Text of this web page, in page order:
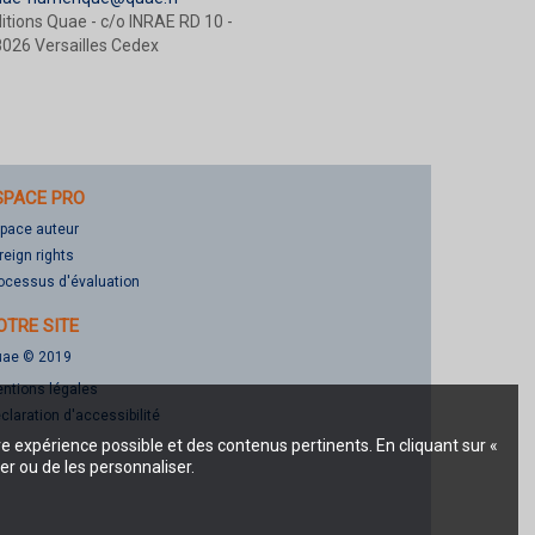
expérience possible et des contenus pertinents. En cliquant sur «
ou de les personnaliser.
Quae - c/o INRAE RD 10 -
Versailles Cedex
PRO
auteur
rights
d'évaluation
SITE
© 2019
légales
d'accessibilité